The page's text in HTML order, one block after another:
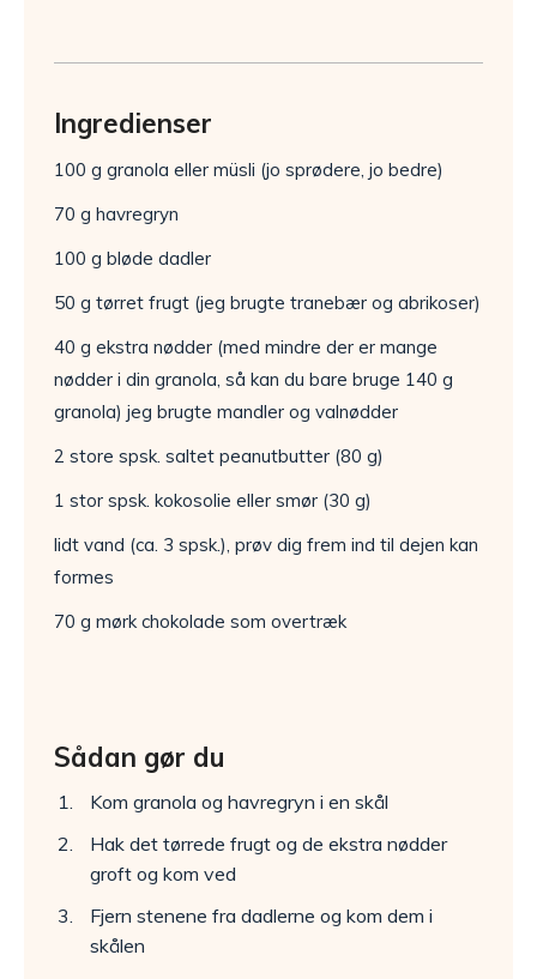
Ingredienser
100 g granola eller müsli (jo sprødere, jo bedre)
70 g havregryn
100 g bløde dadler
50 g tørret frugt (jeg brugte tranebær og abrikoser)
40 g ekstra nødder (med mindre der er mange
nødder i din granola, så kan du bare bruge 140 g
granola) jeg brugte mandler og valnødder
2 store spsk. saltet peanutbutter (80 g)
1 stor spsk. kokosolie eller smør (30 g)
lidt vand (ca. 3 spsk.), prøv dig frem ind til dejen kan
formes
70 g mørk chokolade som overtræk
Sådan gør du
Kom granola og havregryn i en skål
Hak det tørrede frugt og de ekstra nødder
groft og kom ved
Fjern stenene fra dadlerne og kom dem i
skålen